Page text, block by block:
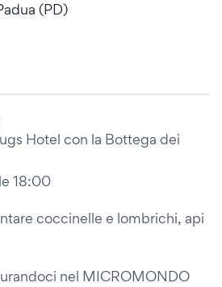
(PD)
Hotel con la Bottega dei
18:00
coccinelle e lombrichi, api
nel MICROMONDO